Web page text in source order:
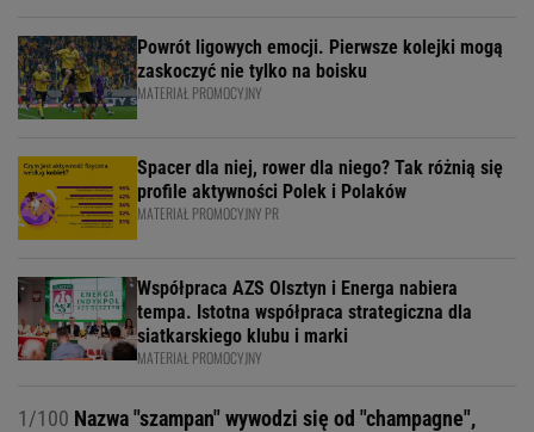
Powrót ligowych emocji. Pierwsze kolejki mogą
zaskoczyć nie tylko na boisku
MATERIAŁ PROMOCYJNY
Spacer dla niej, rower dla niego? Tak różnią się
profile aktywności Polek i Polaków
MATERIAŁ PROMOCYJNY PR
Współpraca AZS Olsztyn i Energa nabiera
tempa. Istotna współpraca strategiczna dla
siatkarskiego klubu i marki
MATERIAŁ PROMOCYJNY
1/100 Nazwa "szampan" wywodzi się od "champagne",